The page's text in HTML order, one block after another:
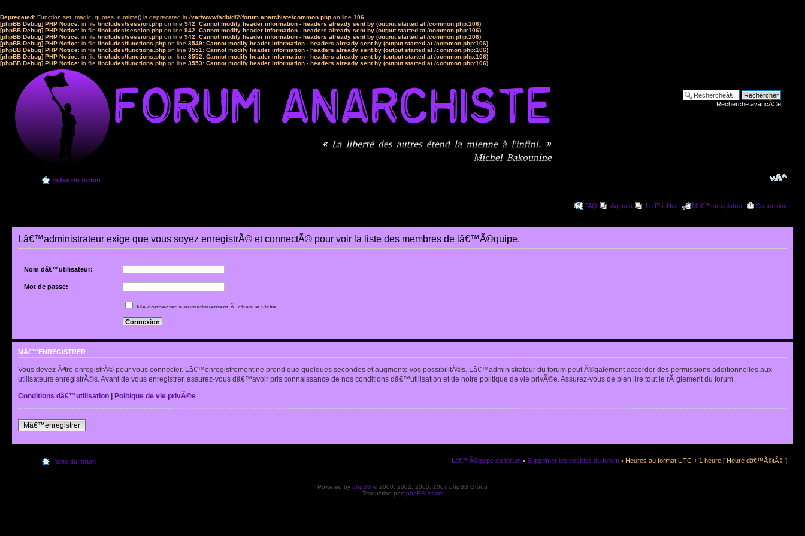
Deprecated: Function set_magic_quotes_runtime() is deprecated in /var/www/sdb/d/2/forum.anarchiste/common.php on line 106
[phpBB Debug] PHP Notice: in file /includes/session.php on line 942: Cannot modify header information - headers already sent by (output started at /common.php:106)
[phpBB Debug] PHP Notice: in file /includes/session.php on line 942: Cannot modify header information - headers already sent by (output started at /common.php:106)
[phpBB Debug] PHP Notice: in file /includes/session.php on line 942: Cannot modify header information - headers already sent by (output started at /common.php:106)
[phpBB Debug] PHP Notice: in file /includes/functions.php on line 3549: Cannot modify header information - headers already sent by (output started at /common.php:106)
[phpBB Debug] PHP Notice: in file /includes/functions.php on line 3551: Cannot modify header information - headers already sent by (output started at /common.php:106)
[phpBB Debug] PHP Notice: in file /includes/functions.php on line 3552: Cannot modify header information - headers already sent by (output started at /common.php:106)
[phpBB Debug] PHP Notice: in file /includes/functions.php on line 3553: Cannot modify header information - headers already sent by (output started at /common.php:106)
Recherche avancÃ©e
Index du forum
FAQ Agenda Le P'tit Noir Mâ€™enregistrer Connexion
Lâ€™administrateur exige que vous soyez enregistrÃ© et connectÃ© pour voir la liste des membres de lâ€™Ã©quipe.
Nom dâ€™utilisateur:
Mot de passe:
Renvoyer lâ€™e-mail de confirmation
Me connecter automatiquement Ã chaque visite
Cacher mon statut en ligne pour cette session
MÂ€™ENREGISTRER
Vous devez Ãªtre enregistrÃ© pour vous connecter. Lâ€™enregistrement ne prend que quelques secondes et augmente vos possibilitÃ©s. Lâ€™administrateur du forum peut Ã©galement accorder des permissions additionnelles aux
utilisateurs enregistrÃ©s. Avant de vous enregistrer, assurez-vous dâ€™avoir pris connaissance de nos conditions dâ€™utilisation et de notre politique de vie privÃ©e. Assurez-vous de bien lire tout le rÃ¨glement du forum.
Conditions dâ€™utilisation
Politique de vie privÃ©e
Mâ€™enregistrer
Index du forum Lâ€™Ã©quipe du forum • Supprimer les cookies du forum • Heures au format UTC + 1 heure [ Heure dâ€™Ã©tÃ© ]
Powered by phpBB © 2000, 2002, 2005, 2007 phpBB Group
Traduction par: phpBB-fr.com